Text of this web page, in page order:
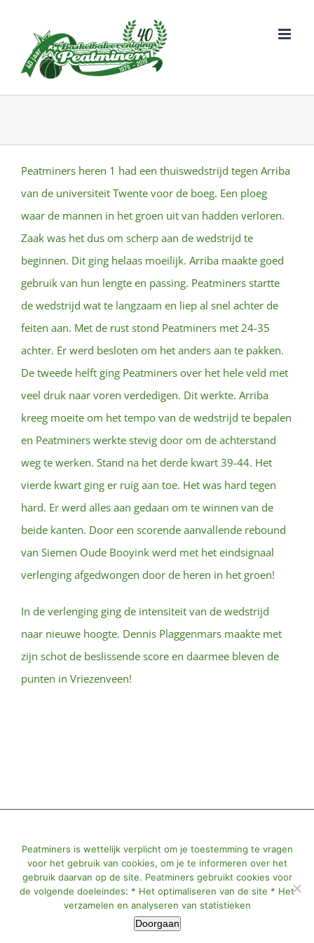
inhoud
Peatminers heren 1 had een thuiswedstrijd tegen Arriba
van de universiteit Twente voor de boeg. Een ploeg
waar de mannen in het groen uit van hadden verloren.
Zaak was het dus om scherp aan de wedstrijd te
beginnen. Dit ging helaas moeilijk. Arriba maakte goed
gebruik van hun lengte en passing. Peatminers startte
de wedstrijd wat te langzaam en liep al snel achter de
feiten aan. Met de rust stond Peatminers met 24-35
achter. Er werd besloten om het anders aan te pakken.
De tweede helft ging Peatminers over het hele veld met
veel druk naar voren verdedigen. Dit werkte. Arriba
kreeg moeite om het tempo van de wedstrijd te bepalen
en Peatminers werkte stevig door om de achterstand
weg te werken. Stand na het derde kwart 39-44. Het
vierde kwart ging er ruig aan toe. Het was hard tegen
hard. Er werd alles aan gedaan om te winnen van de
beide kanten. Door een scorende aanvallende rebound
van Siemen Oude Booyink werd met het eindsignaal
verlenging afgedwongen door de heren in het groen!
In de verlenging ging de intensiteit van de wedstrijd
naar nieuwe hoogte. Dennis Plaggenmars maakte met
zijn schot de beslissende score en daarmee bleven de
punten in Vriezenveen!
info@peatminers.nl
Facebook
X YouTubeInstagram
Peatminers is wettelijk verplicht om je toestemming te vragen
voor het gebruik van cookies, om je te informeren over het
gebruik daarvan op de site. Peatminers gebruikt cookies voor
de volgende doeleindes: * Het optimaliseren van de site * Het
verzamelen en analyseren van statistieken
Doorgaan